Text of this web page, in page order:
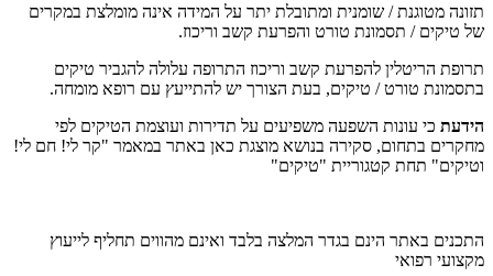
תזונה מטוגנת / שומנית ומתובלת יתר על המידה אינה מומלצת במקרים
של טיקים / תסמונת טורט והפרעת קשב וריכוז.
תרופת הריטלין להפרעת קשב וריכוז התרופה עלולה להגביר טיקים
בתסמונת טורט / טיקים, בעת הצורך יש להתייעץ עם רופא מומחה.
הידעת כי עונות השפעה משפיעים על תדירות ועוצמת הטיקים לפי
מחקרים בתחום, סקירה בנושא מוצגת כאן באתר במאמר "קר לי! חם לי!
וטיקים" תחת קטגוריית "טיקים"
התכנים באתר הינם בגדר המלצה בלבד ואינם מהווים תחליף לייעוץ
מקצועי רפואי